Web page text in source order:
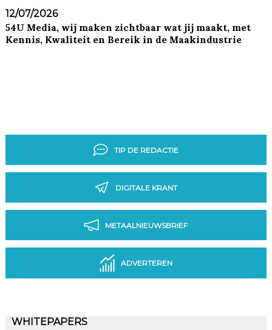
12/07/2026
54U Media, wij maken zichtbaar wat jij maakt, met
Kennis, Kwaliteit en Bereik in de Maakindustrie
TIP DE REDACTIE
DIGITALE KRANT
METAALNIEUWSBRIEF
ADVERTEREN
WHITEPAPERS